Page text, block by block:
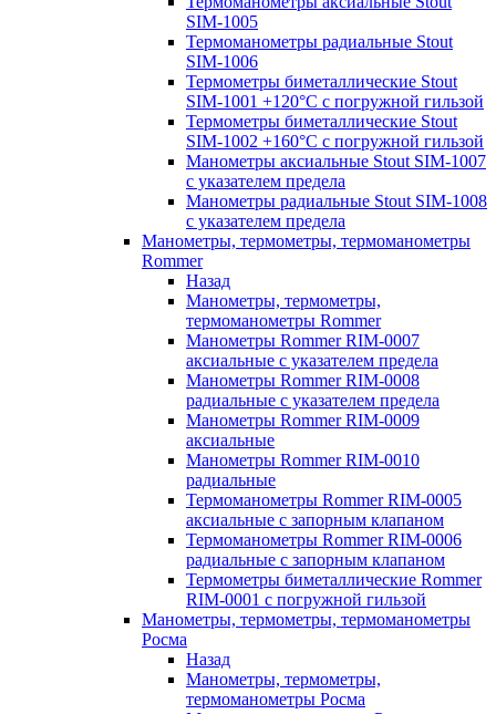
SIM-1005
Термоманометры радиальные Stout
SIM-1006
Термометры биметаллические Stout
SIM-1001 +120°С с погружной гильзой
Термометры биметаллические Stout
SIM-1002 +160°С с погружной гильзой
Манометры аксиальные Stout SIM-1007
с указателем предела
Манометры радиальные Stout SIM-1008
с указателем предела
Манометры, термометры, термоманометры
Rommer
Назад
Манометры, термометры,
термоманометры Rommer
Манометры Rommer RIM-0007
аксиальные с указателем предела
Манометры Rommer RIM-0008
радиальные с указателем предела
Манометры Rommer RIM-0009
аксиальные
Манометры Rommer RIM-0010
радиальные
Термоманометры Rommer RIM-0005
аксиальные с запорным клапаном
Термоманометры Rommer RIM-0006
радиальные с запорным клапаном
Термометры биметаллические Rommer
RIM-0001 с погружной гильзой
Манометры, термометры, термоманометры
Росма
Назад
Манометры, термометры,
термоманометры Росма